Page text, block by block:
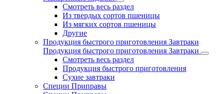
Смотреть весь раздел
Из твердых сортов пшеницы
Из мягких сортов пшеницы
Другие
Продукция быстрого приготовления Завтраки
Продукция быстрого приготовления Завтраки
Смотреть весь раздел
Продукция быстрого приготовления
Сухие завтраки
Специи Приправы